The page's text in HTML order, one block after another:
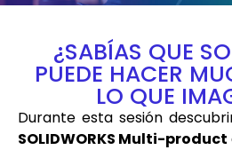
¿SABÍAS QUE
PUEDE HACER
LO QUE
Durante esta sesión
SOLIDWORKS Multi-product